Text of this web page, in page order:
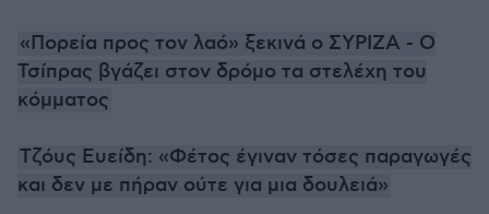
«Πορεία προς τον λαό» ξεκινά ο ΣΥΡΙΖΑ - Ο
Τσίπρας βγάζει στον δρόμο τα στελέχη του
κόμματος
Τζόυς Ευείδη: «Φέτος έγιναν τόσες παραγωγές
και δεν με πήραν ούτε για μια δουλειά»